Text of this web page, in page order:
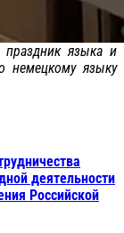
языка и
немецкому языку
деятельности
Российской